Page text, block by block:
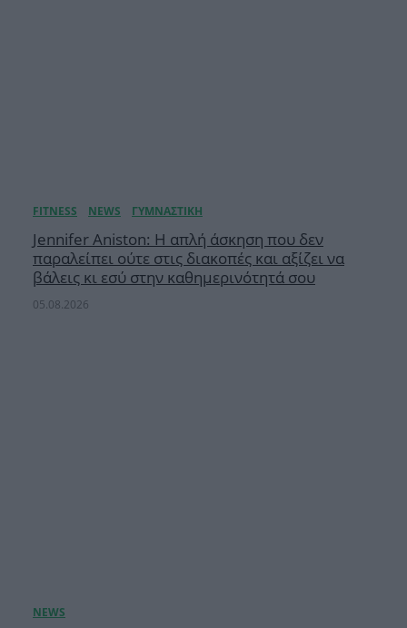
Jennifer Aniston: Η απλή άσκηση που δεν
παραλείπει ούτε στις διακοπές και αξίζει να
βάλεις κι εσύ στην καθημερινότητά σου
05.08.2026